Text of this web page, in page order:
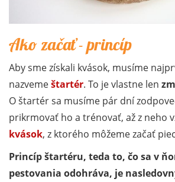
Ako začať - princíp
Aby sme získali kvások, musíme
nazvemeštartér. To je vlastne len
O štartér sa musíme pár dní
prikrmovať ho a trénovať, až z neho
kvások, z ktorého môžeme začať
Princíp štartéru, teda to, čo sa v
pestovania odohráva, je